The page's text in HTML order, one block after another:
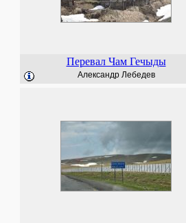
Перевал Чам Гечыды
Александр Лебедев